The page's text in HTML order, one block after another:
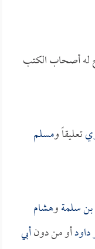
له أصحاب الكتب
تعليقاً ومسلم
بن سلمةوهشام
داودأو من دونأبي